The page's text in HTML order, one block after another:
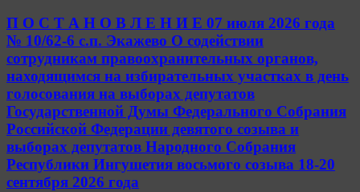
П О С Т А Н О В Л Е Н И Е 07 июля 2026 года
№ 10/62-6 с.п. Экажево О содействии
сотрудникам правоохранительных органов,
находящимся на избирательных участках в день
голосования на выборах депутатов
Государственной Думы Федерального Собрания
Российской Федерации девятого созыва и
выборах депутатов Народного Собрания
Республики Ингушетия восьмого созыва 18-20
сентября 2026 года